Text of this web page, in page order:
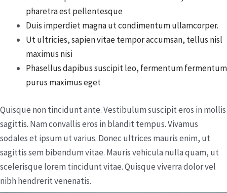
pharetra est pellentesque
Duis imperdiet magna ut condimentum ullamcorper.
Ut ultricies, sapien vitae tempor accumsan, tellus nisl
maximus nisi
Phasellus dapibus suscipit leo, fermentum fermentum
purus maximus eget
Quisque non tincidunt ante. Vestibulum suscipit eros in mollis
sagittis. Nam convallis eros in blandit tempus. Vivamus
sodales et ipsum ut varius. Donec ultrices mauris enim, ut
sagittis sem bibendum vitae. Mauris vehicula nulla quam, ut
scelerisque lorem tincidunt vitae. Quisque viverra dolor vel
nibh hendrerit venenatis.